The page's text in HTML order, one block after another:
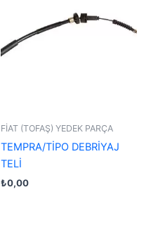
FİAT (TOFAŞ) YEDEK PARÇA
TEMPRA/TİPO DEBRİYAJ
TELİ
₺0,00